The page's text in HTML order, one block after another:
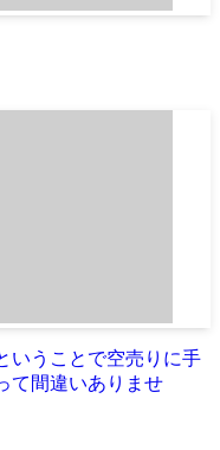
いうことで空売りに手
て間違いありませ